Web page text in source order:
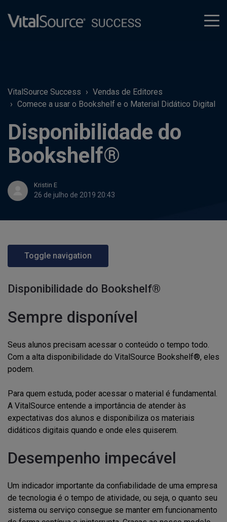
VitalSource Success
Vendas de Editores
Comece a usar o Bookshelf e o Material Didático Digital
Disponibilidade do
Bookshelf®
Kristin E
26 de julho de 2019 20:43
Toggle navigation
Disponibilidade do Bookshelf®
Sempre disponível
Seus alunos precisam acessar o conteúdo o tempo todo.
Com a alta disponibilidade do VitalSource Bookshelf®, eles
podem.
Para quem estuda, poder acessar o material é fundamental.
A VitalSource entende a importância de atender às
expectativas dos alunos e disponibiliza os materiais
didáticos digitais quando e onde eles quiserem.
Desempenho impecável
Um indicador importante da confiabilidade de uma empresa
de tecnologia é o tempo de atividade, ou seja, o quanto seu
sistema ou serviço consegue se manter em funcionamento